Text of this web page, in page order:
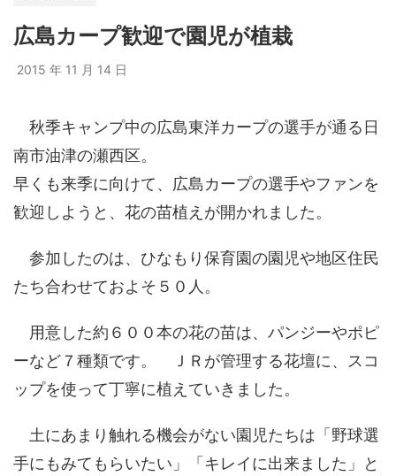
広島カープ歓迎で園児が植栽
2015 年 11 月 14 日
秋季キャンプ中の広島東洋カープの選手が通る日
南市油津の瀬西区。
早くも来季に向けて、広島カープの選手やファンを
歓迎しようと、花の苗植えが開かれました。
参加したのは、ひなもり保育園の園児や地区住民
たち合わせておよそ５０人。
用意した約６００本の花の苗は、パンジーやポピ
ーなど７種類です。 ＪＲが管理する花壇に、スコ
ップを使って丁寧に植えていきました。
土にあまり触れる機会がない園児たちは「野球選
手にもみてもらいたい」「キレイに出来ました」と